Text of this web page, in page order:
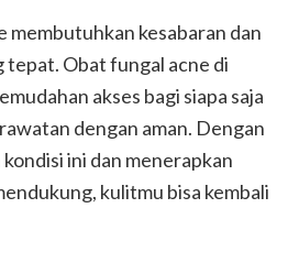
membutuhkan kesabaran dan
tepat. Obat fungal acne di
akses bagi siapa saja
dengan aman. Dengan
ini dan menerapkan
kulitmu bisa kembali